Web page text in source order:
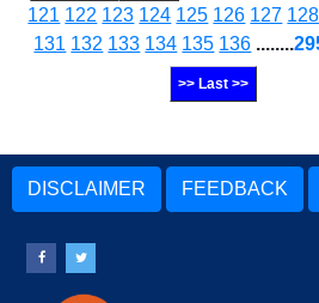
121 122 123 124 125 126 127 128
131 132 133 134 135 136 ........
>> Last >>
DISCLAIMER FEEDBACK